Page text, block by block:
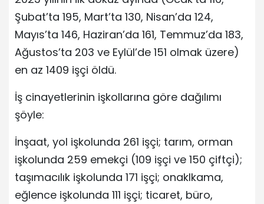
Şubat’ta 195, Mart’ta 130, Nisan’da 124,
Mayıs’ta 146, Haziran’da 161, Temmuz’da 183,
Ağustos’ta 203 ve Eylül’de 151 olmak üzere)
en az 1409 işçi öldü.
İş cinayetlerinin işkollarına göre dağılımı
şöyle:
İnşaat, yol işkolunda 261 işçi; tarım, orman
işkolunda 259 emekçi (109 işçi ve 150 çiftçi);
taşımacılık işkolunda 171 işçi; onaklkama,
eğlence işkolunda 111 işçi; ticaret, büro,